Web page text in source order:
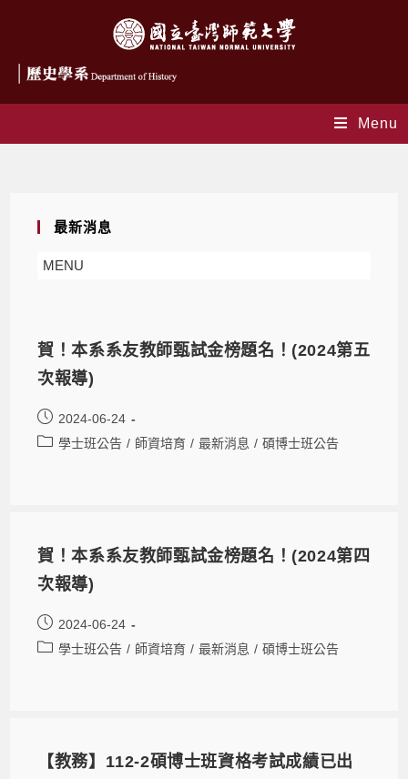
Menu
最新消息
MENU
賀！本系系友教師甄試金榜題名！(2024第五
次報導)
2024-06-24
學士班公告 / 師資培育 / 最新消息 / 碩博士班公告
賀！本系系友教師甄試金榜題名！(2024第四
次報導)
2024-06-24
學士班公告 / 師資培育 / 最新消息 / 碩博士班公告
【教務】112-2碩博士班資格考試成績已出